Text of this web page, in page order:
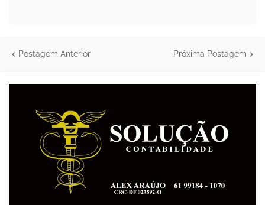
Postagem Anterior Próxima Postagem